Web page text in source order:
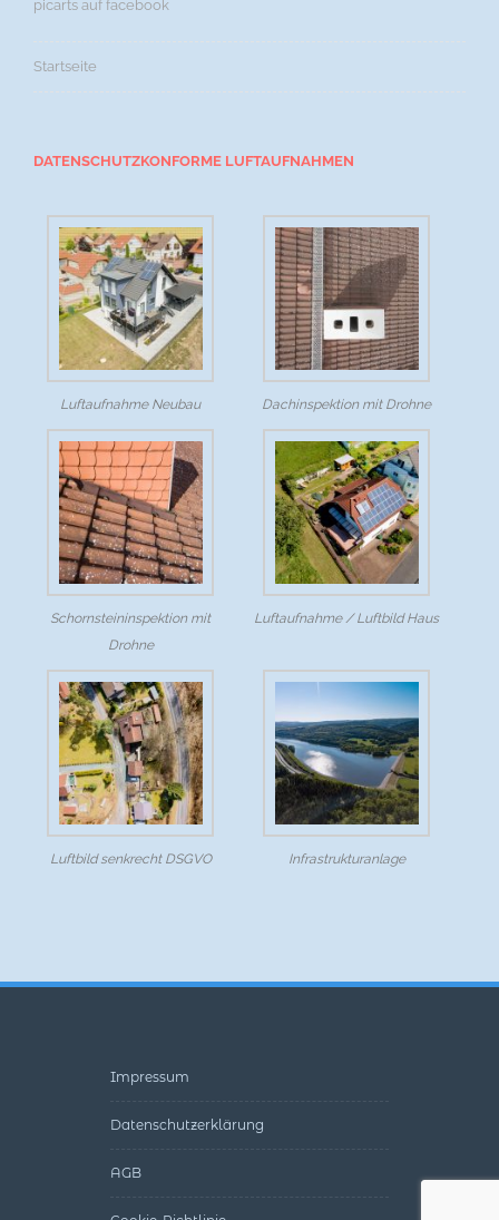
picarts auf facebook
Startseite
DATENSCHUTZKONFORME LUFTAUFNAHMEN
Luftaufnahme Neubau Dachinspektion mit Drohne
Schornsteininspektion mit
Drohne
Luftaufnahme / Luftbild Haus
Luftbild senkrecht DSGVO Infrastrukturanlage
Impressum
Datenschutzerklärung
AGB